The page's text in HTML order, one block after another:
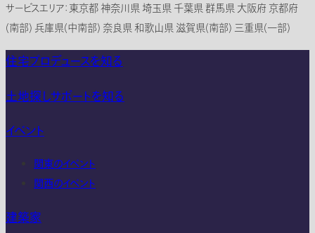
サービスエリア：東京都 神奈川県 埼玉県 千葉県 群馬県 大阪府 京都府
(南部) 兵庫県(中南部) 奈良県 和歌山県 滋賀県(南部) 三重県(一部)
住宅プロデュースを知る
土地探しサポートを知る
イベント
関東のイベント
関西のイベント
建築家